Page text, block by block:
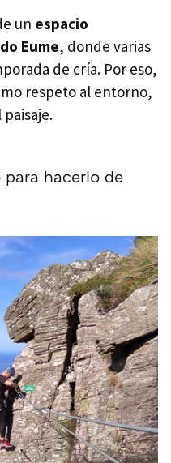
un espacio
Eume, donde varias
de cría. Por eso,
respeto al entorno,
para hacerlo de